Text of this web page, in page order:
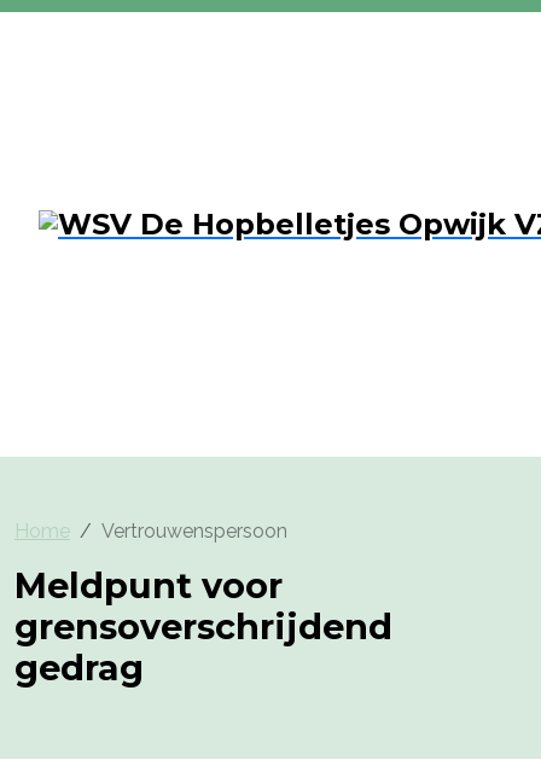
Home Vertrouwenspersoon
Meldpunt voor
grensoverschrijdend
gedrag